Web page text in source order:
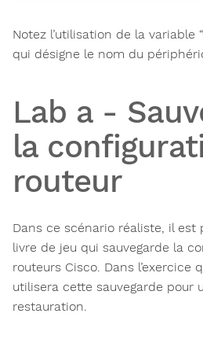
Notez l’utilisation de la variable “
qui désigne le nom du
Lab a -
la
routeur
Dans ce scénario réaliste, il est
livre de jeu qui sauvegarde la
routeurs Cisco. Dans l’exercice
utilisera cette sauvegarde pour
restauration.